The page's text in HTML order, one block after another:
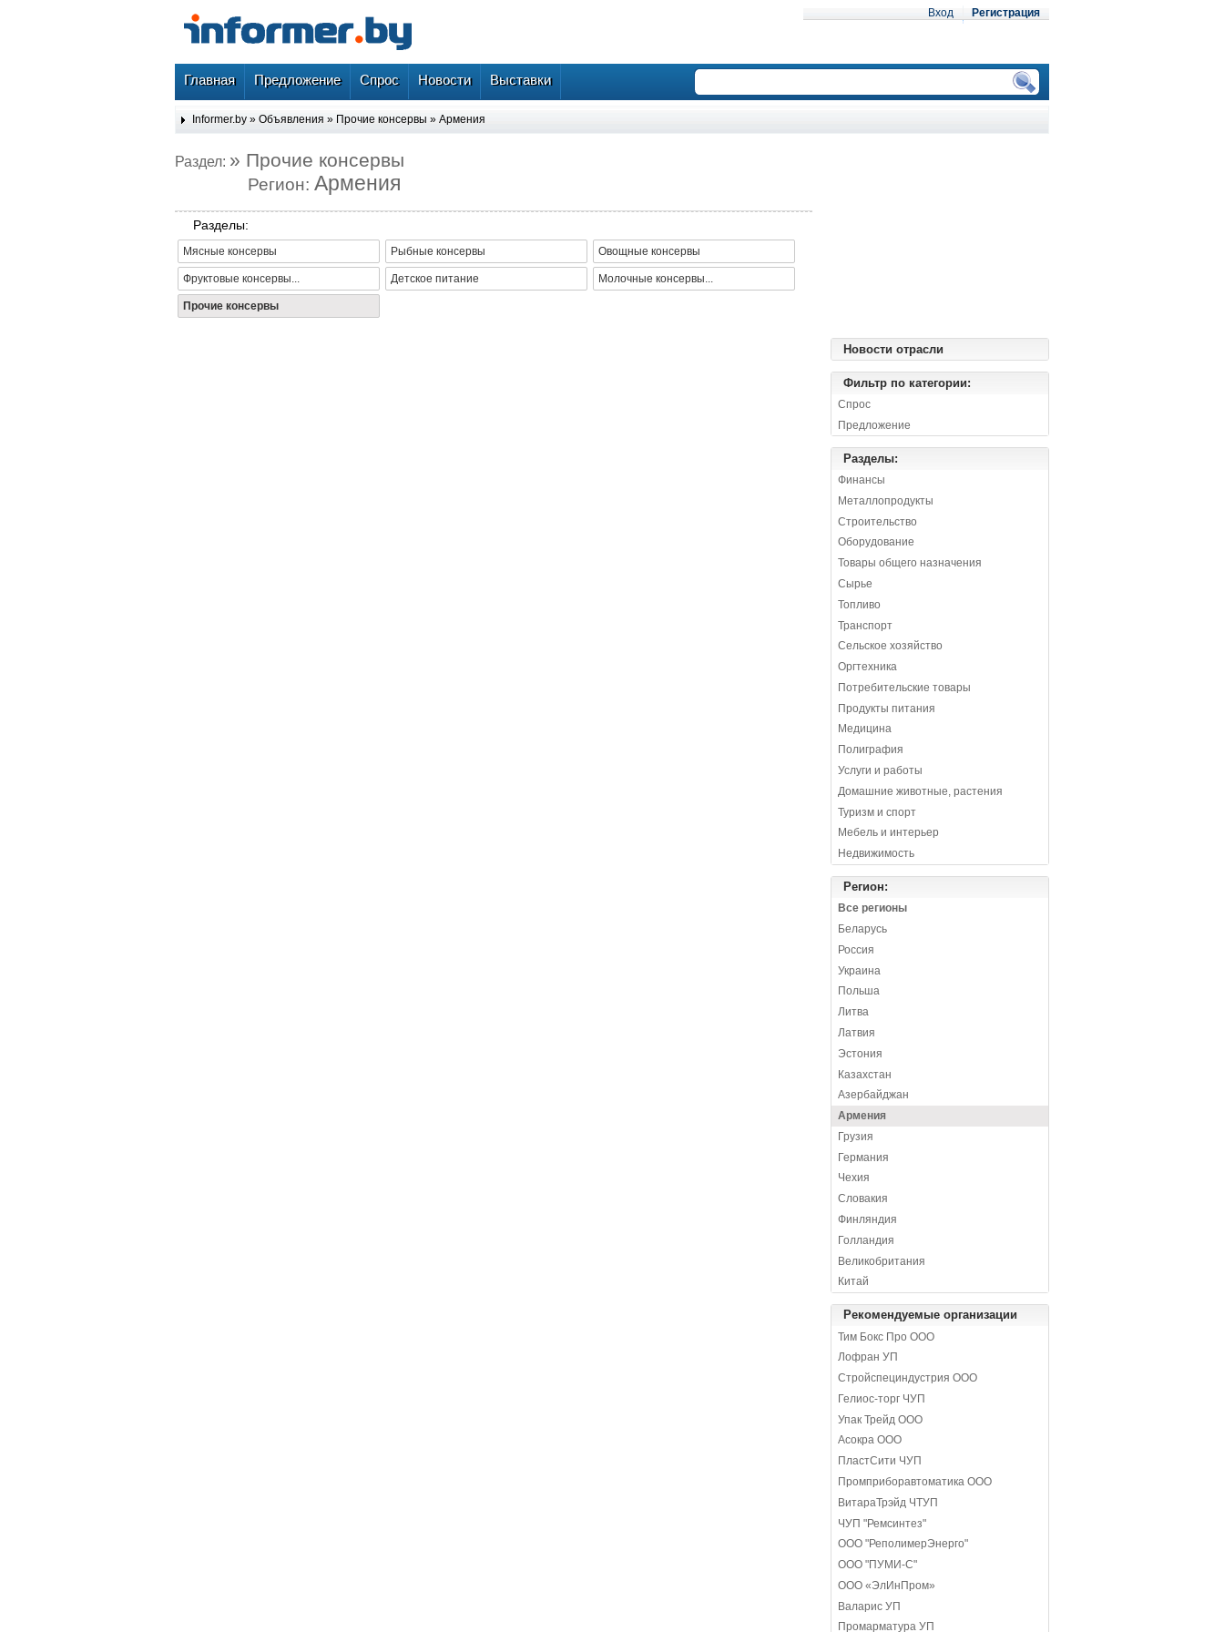
Вход Регистрация
Главная Предложение Спрос Новости Выставки
Informer.by » Объявления » Прочие консервы » Армения
Раздел: » Прочие консервы
Регион: Армения
Разделы:
Мясные консервы Рыбные консервы Овощные консервы
Фруктовые консервы... Детское питание Молочные консервы...
Прочие консервы
Новости отрасли
Фильтр по категории:
Спрос
Предложение
Разделы:
Финансы
Металлопродукты
Строительство
Оборудование
Товары общего назначения
Сырье
Топливо
Транспорт
Сельское хозяйство
Оргтехника
Потребительские товары
Продукты питания
Медицина
Полиграфия
Услуги и работы
Домашние животные, растения
Туризм и спорт
Мебель и интерьер
Недвижимость
Регион:
Все регионы
Беларусь
Россия
Украина
Польша
Литва
Латвия
Эстония
Казахстан
Азербайджан
Армения
Грузия
Германия
Чехия
Словакия
Финляндия
Голландия
Великобритания
Китай
Рекомендуемые организации
Тим Бокс Про ООО
Лофран УП
Стройспециндустрия ООО
Гелиос-торг ЧУП
Упак Трейд ООО
Асокра ООО
ПластСити ЧУП
Промприборавтоматика ООО
ВитараТрэйд ЧТУП
ЧУП "Ремсинтез"
ООО "РеполимерЭнерго"
ООО "ПУМИ-С"
ООО «ЭлИнПром»
Валарис УП
Промарматура УП